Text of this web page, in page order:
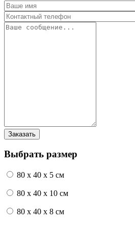
Выбрать размер
80 x 40 x 5 см
80 x 40 x 10 см
80 x 40 x 8 см